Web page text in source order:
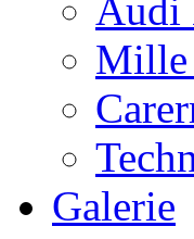
Audi
Mille
Galerie